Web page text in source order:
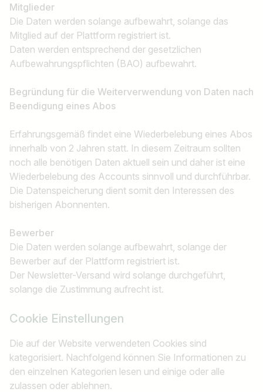
Mitglieder
Die Daten werden solange aufbewahrt, solange das
Mitglied auf der Plattform registriert ist.
Daten werden entsprechend der gesetzlichen
Aufbewahrungspflichten (BAO) aufbewahrt.
Begründung für die Weiterverwendung von Daten nach
Beendigung eines Abos
Erfahrungsgemäß findet eine Wiederbelebung eines Abos
innerhalb von 2 Jahren statt. In diesem Zeitraum sollten
noch alle benötigen Daten aktuell sein und daher ist eine
Wiederbelebung des Accounts sinnvoll und durchführbar.
Die Datenspeicherung dient somit den Interessen des
bisherigen Abonnenten.
Bewerber
Die Daten werden solange aufbewahrt, solange der
Bewerber auf der Plattform registriert ist.
Der Newsletter-Versand wird solange durchgeführt,
solange die Zustimmung aufrecht ist.
Cookie Einstellungen
Die auf der Website verwendeten Cookies sind
kategorisiert. Nachfolgend können Sie Informationen zu
den einzelnen Kategorien lesen und einige oder alle
zulassen oder ablehnen.